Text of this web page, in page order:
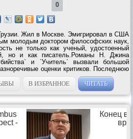
0
Жил в Москве. Эмигрировал в США
молодым доктором философских наук,
не только как ученый, удостоенный
но и как писатель.Романы Н. Джина
и `Учитель` вызвали большой
оценки критиков. Последнюю
пять философских повестей о
В ИЗБРАННОЕ ЧИТАТЬ